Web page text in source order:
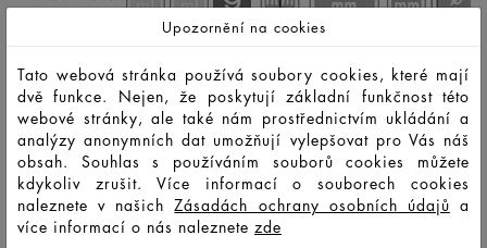
F14200 PSO 10 31,5 111,7 17
6,2
F12635 PSO 7,5 9,2 45 99 17 17
6,2
F12590
PSO 7,5 9,2 45 106 17 17
6,2
F12637
PSO 10 12 44,8 112,8 17 17
6,2
F12591 PSO 10 12 28 112,8
Upozornění na cookies
Tato webová stránka používá soubory cookies, které mají
dvě funkce. Nejen, že poskytují základní funkčnost této
webové stránky, ale také nám prostřednictvím ukládání a
analýzy anonymních dat umožňují vylepšovat pro Vás náš
obsah. Souhlas s používáním souborů cookies můžete
kdykoliv zrušit. Více informací o souborech cookies
naleznete v našichZásadách ochrany osobních údajů a
více informací o nás naleznete zde